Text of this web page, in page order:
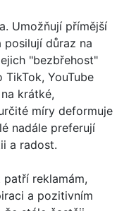
Umožňují přímější
důraz na
"bezbřehost"
YouTube
krátké,
míry deformuje
nadále preferují
a radost.
reklamám,
a pozitivním